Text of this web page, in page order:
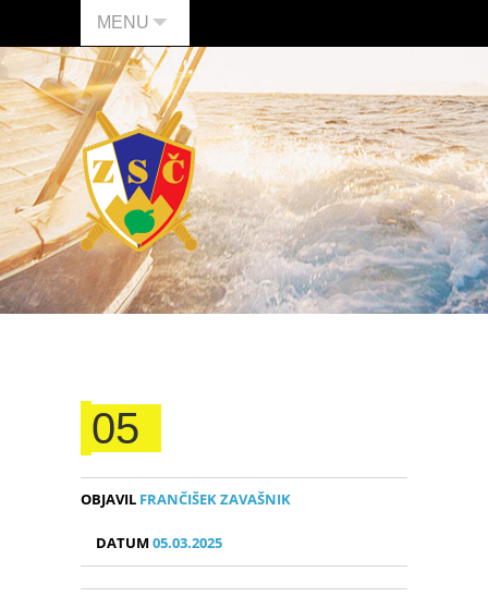
MENU
05
OBJAVIL FRANČIŠEK ZAVAŠNIK
DATUM05.03.2025